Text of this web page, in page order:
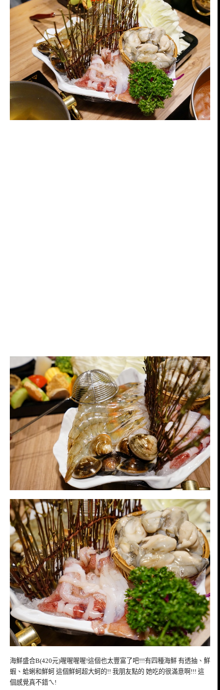
海鮮盛合B(420元)喔喔喔喔!這個也太豐富了吧!!!有四種海鮮 有透抽、鮮
蝦、蛤蜊和鮮蚵 這個鮮蚵超大蚵的!! 我朋友點的 她吃的很滿意啊!!! 這
個感覺真不錯ㄟ!